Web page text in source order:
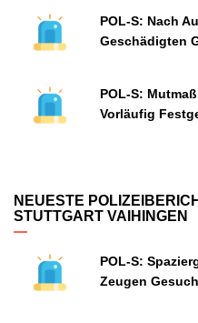
POL-S: Nach
Geschädigten
POL-S:
Vorläufig
NEUESTE
STUTTGART VAIHINGEN
POL-S:
Zeugen